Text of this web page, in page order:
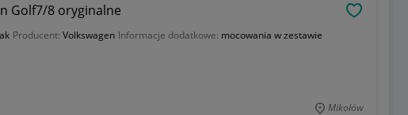
Golf7/8 oryginalne
Producent: Volkswagen Informacje dodatkowe: mocowania w zestawie
Mikołów